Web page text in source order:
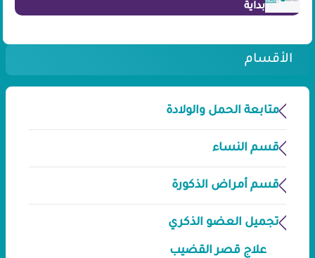
بداية
الأقسام
متابعة الحمل والولادة
قسم النساء
قسم أمراض الذكورة
تجميل العضو الذكري
علاج قصر القضيب